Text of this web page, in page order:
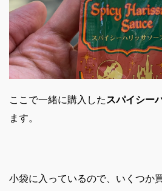
ここで一緒に購入した スパイシー
ます。
小袋に入っているので、いくつか